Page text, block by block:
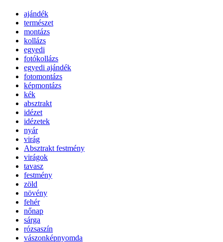
ajándék
természet
montázs
kollázs
egyedi
fotókollázs
egyedi ajándék
fotomontázs
képmontázs
kék
absztrakt
idézet
idézetek
nyár
virág
Absztrakt festmény
virágok
tavasz
festmény
zöld
növény
fehér
nőnap
sárga
rózsaszín
vászonképnyomda